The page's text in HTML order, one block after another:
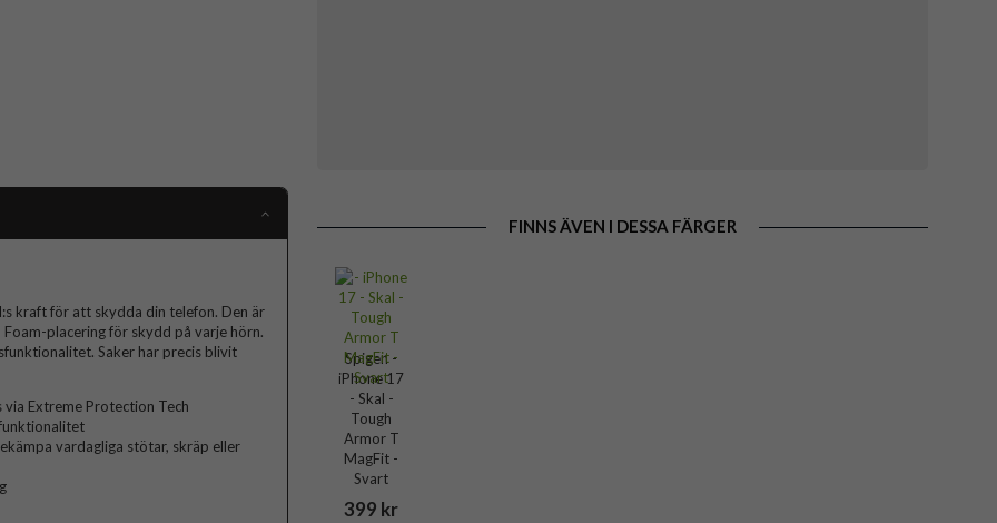
FINNS ÄVEN I DESSA FÄRGER
Spigen -
iPhone 17
- Skal -
Tough
Armor T
MagFit -
Svart
399 kr
kraft för att skydda din telefon. Den är
placering för skydd på varje hörn.
Saker har precis blivit
Extreme Protection Tech
vardagliga stötar, skräp eller